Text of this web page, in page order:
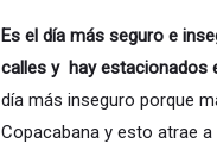
Es el día más seguro e
calles y hay estacionados
día más inseguro porque
Copacabana y esto atrae